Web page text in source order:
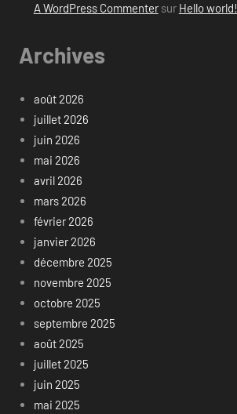
A WordPress Commentersur Hello world!
Archives
août 2026
juillet 2026
juin 2026
mai 2026
avril 2026
mars 2026
février 2026
janvier 2026
décembre 2025
novembre 2025
octobre 2025
septembre 2025
août 2025
juillet 2025
juin 2025
mai 2025